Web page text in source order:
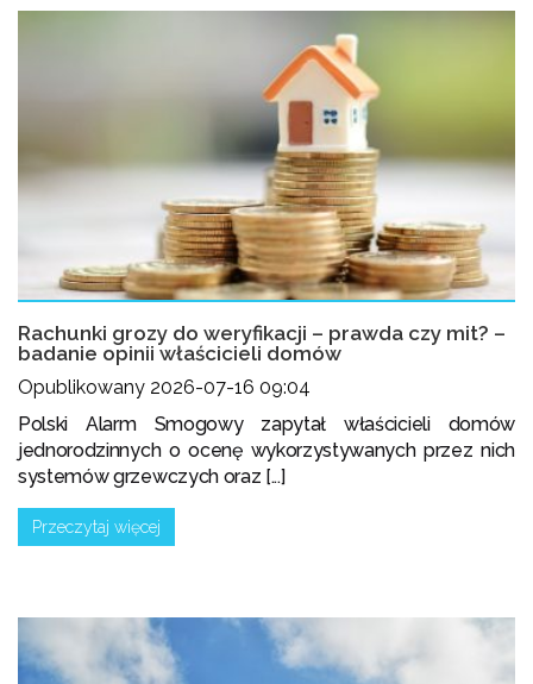
Rachunki grozy do weryfikacji – prawda czy mit? –
badanie opinii właścicieli domów
Opublikowany 2026-07-16 09:04
Polski Alarm Smogowy zapytał właścicieli domów
jednorodzinnych o ocenę wykorzystywanych przez nich
systemów grzewczych oraz [...]
Przeczytaj więcej